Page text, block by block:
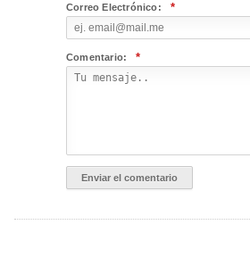
Correo Electrónico: *
Comentario: *